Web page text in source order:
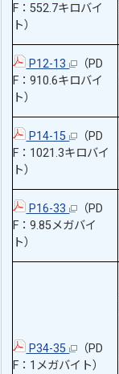
F：552.7キロバイ
ト）
P12-13
（PD
F：910.6キロバイ
ト）
P14-15
（PD
F：1021.3キロバイ
ト）
P16-33
（PD
F：9.85メガバイ
ト）
P34-35
（PD
F：1メガバイト）